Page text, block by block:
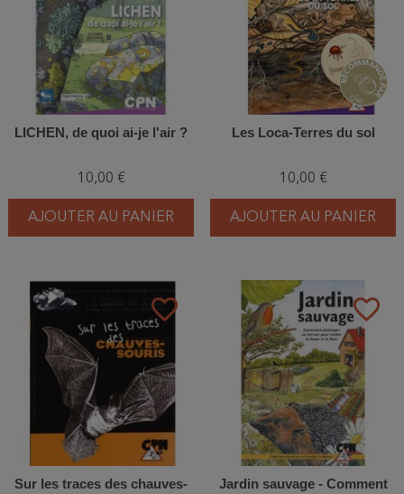
LICHEN, de quoi ai-je l'air ?
10,00 €
AJOUTER AU PANIER
Les Loca-Terres du sol
10,00 €
AJOUTER AU PANIER
favorite_border
Sur les traces des chauves-
favorite_border
Jardin sauvage - Comment